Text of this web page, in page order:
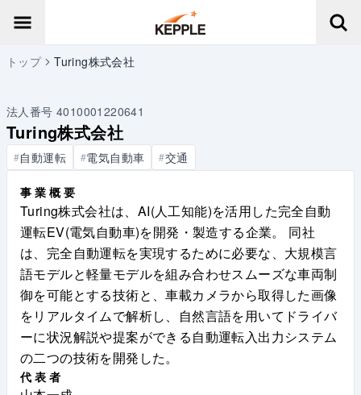
トップ Turing株式会社
法人番号 4010001220641
Turing株式会社
#自動運転 #電気自動車 #交通
事業概要
Turing株式会社は、AI(人工知能)を活用した完全自動
運転EV(電気自動車)を開発・製造する企業。 同社
は、完全自動運転を実現するために必要な、大規模言
語モデルと軽量モデルを組み合わせスムーズな車両制
御を可能とする技術と、車載カメラから取得した画像
をリアルタイムで解析し、自然言語を用いてドライバ
ーに状況解説や提案ができる自動運転入出力システム
の二つの技術を開発した。
代表者